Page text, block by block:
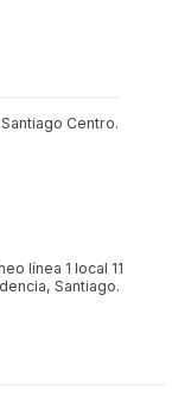
Centro.
línea 1 local 11
Santiago.